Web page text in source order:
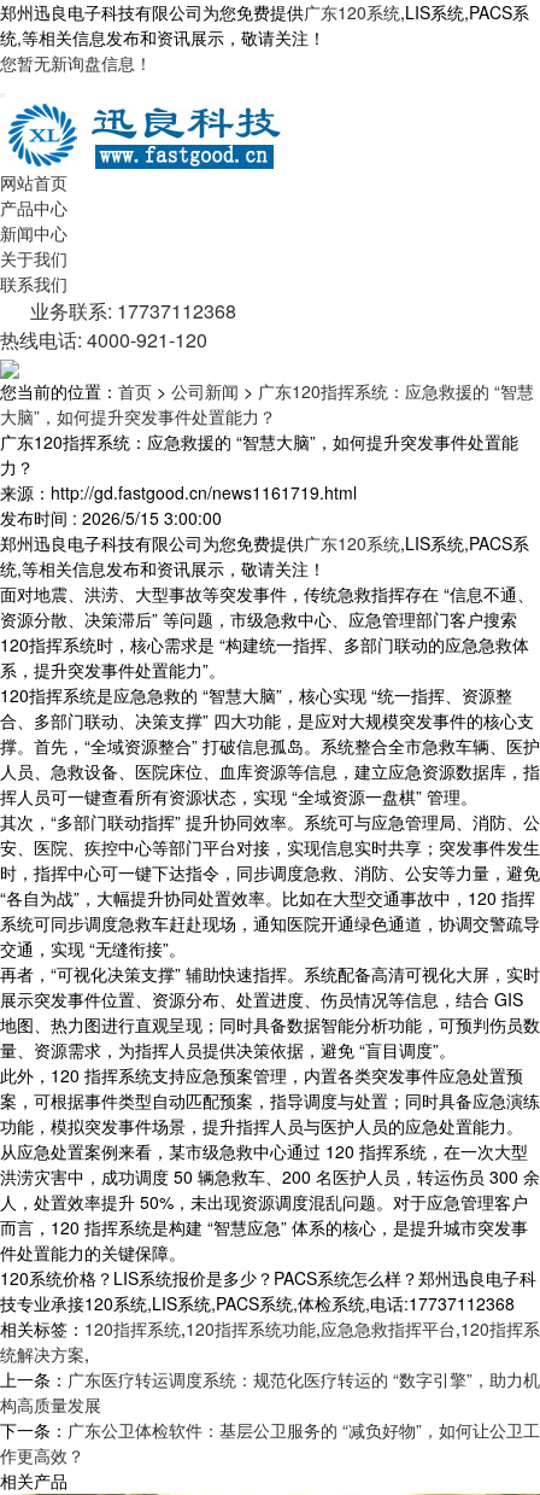
郑州迅良电子科技有限公司为您免费提供广东120系统,LIS系统,PACS系
统,等相关信息发布和资讯展示，敬请关注！
您暂无新询盘信息！
网站首页
产品中心
新闻中心
关于我们
联系我们
业务联系: 17737112368
热线电话: 4000-921-120
您当前的位置： 首页 > 公司新闻 > 广东120指挥系统：应急救援的 “智慧
大脑”，如何提升突发事件处置能力？
广东120指挥系统：应急救援的 “智慧大脑”，如何提升突发事件处置能
力？
来源：http://gd.fastgood.cn/news1161719.html
发布时间 : 2026/5/15 3:00:00
郑州迅良电子科技有限公司为您免费提供广东120系统,LIS系统,PACS系
统,等相关信息发布和资讯展示，敬请关注！
面对地震、洪涝、大型事故等突发事件，传统急救指挥存在 “信息不通、
资源分散、决策滞后” 等问题，市级急救中心、应急管理部门客户搜索
120指挥系统时，核心需求是 “构建统一指挥、多部门联动的应急急救体
系，提升突发事件处置能力”。
120指挥系统是应急急救的 “智慧大脑”，核心实现 “统一指挥、资源整
合、多部门联动、决策支撑” 四大功能，是应对大规模突发事件的核心支
撑。首先，“全域资源整合” 打破信息孤岛。系统整合全市急救车辆、医护
人员、急救设备、医院床位、血库资源等信息，建立应急资源数据库，指
挥人员可一键查看所有资源状态，实现 “全域资源一盘棋” 管理。
其次，“多部门联动指挥” 提升协同效率。系统可与应急管理局、消防、公
安、医院、疾控中心等部门平台对接，实现信息实时共享；突发事件发生
时，指挥中心可一键下达指令，同步调度急救、消防、公安等力量，避免
“各自为战”，大幅提升协同处置效率。比如在大型交通事故中，120 指挥
系统可同步调度急救车赶赴现场，通知医院开通绿色通道，协调交警疏导
交通，实现 “无缝衔接”。
再者，“可视化决策支撑” 辅助快速指挥。系统配备高清可视化大屏，实时
展示突发事件位置、资源分布、处置进度、伤员情况等信息，结合 GIS
地图、热力图进行直观呈现；同时具备数据智能分析功能，可预判伤员数
量、资源需求，为指挥人员提供决策依据，避免 “盲目调度”。
此外，120 指挥系统支持应急预案管理，内置各类突发事件应急处置预
案，可根据事件类型自动匹配预案，指导调度与处置；同时具备应急演练
功能，模拟突发事件场景，提升指挥人员与医护人员的应急处置能力。
从应急处置案例来看，某市级急救中心通过 120 指挥系统，在一次大型
洪涝灾害中，成功调度 50 辆急救车、200 名医护人员，转运伤员 300 余
人，处置效率提升 50%，未出现资源调度混乱问题。对于应急管理客户
而言，120 指挥系统是构建 “智慧应急” 体系的核心，是提升城市突发事
件处置能力的关键保障。
120系统价格？LIS系统报价是多少？PACS系统怎么样？郑州迅良电子科
技专业承接120系统,LIS系统,PACS系统,体检系统,电话:17737112368
相关标签： 120指挥系统,120指挥系统功能,应急急救指挥平台,120指挥系
统解决方案,
上一条： 广东医疗转运调度系统：规范化医疗转运的 “数字引擎”，助力机
构高质量发展
下一条： 广东公卫体检软件：基层公卫服务的 “减负好物”，如何让公卫工
作更高效？
相关产品